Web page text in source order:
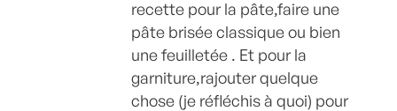
recette pour la pâte,faire une
pâte brisée classique ou bien
une feuilletée . Et pour la
garniture,rajouter quelque
chose (je réfléchis à quoi) pour